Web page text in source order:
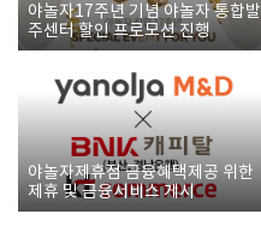
야놀자17주년 기념 야놀자 통합발
주센터 할인 프로모션 진행
야놀자제휴점 금융혜택제공 위한
제휴 및 금융서비스 게시